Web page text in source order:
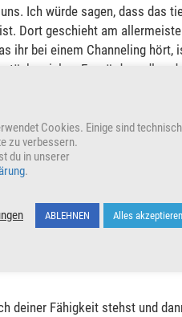
Ich würde sagen, dass das
ist. Dort geschieht am
ihr bei einem Channeling hört,
spielen. Es würde endlos
Note, mit diesem einen
Das bekommt ihr
beabsichtigt? Wenn man
wenn es in einem Schritt
dieser Zeitenergie
deiner Fähigkeit stehst und
Cookies. Einige sind
zu verbessern.
du in unserer
.
ABLEHNEN Alles akzeptieren